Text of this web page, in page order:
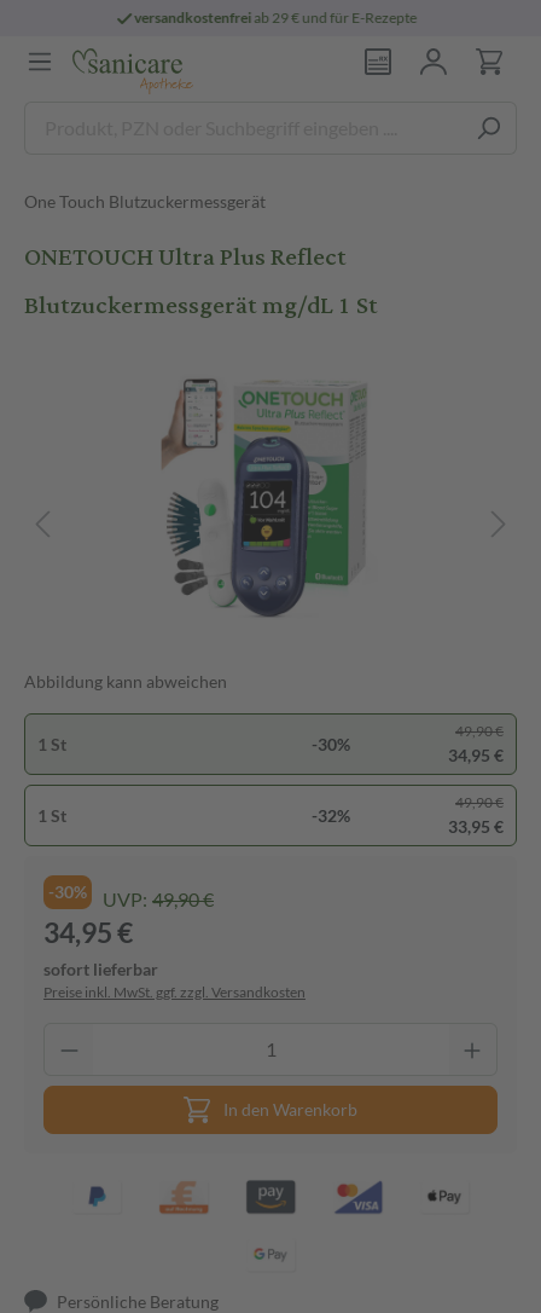
29 € und für E-Rezepte
One Touch Blutzuckermessgerät
ONETOUCH Ultra Plus Reflect
Blutzuckermessgerät mg/dL 1 St
Abbildung kann abweichen
1 St -30%
49,90 €
34,95 €
1 St -32%
49,90 €
33,95 €
-30% UVP: 49,90 €
34,95 €
sofort lieferbar
Preise inkl. MwSt. ggf. zzgl. Versandkosten
In den Warenkorb
Persönliche Beratung